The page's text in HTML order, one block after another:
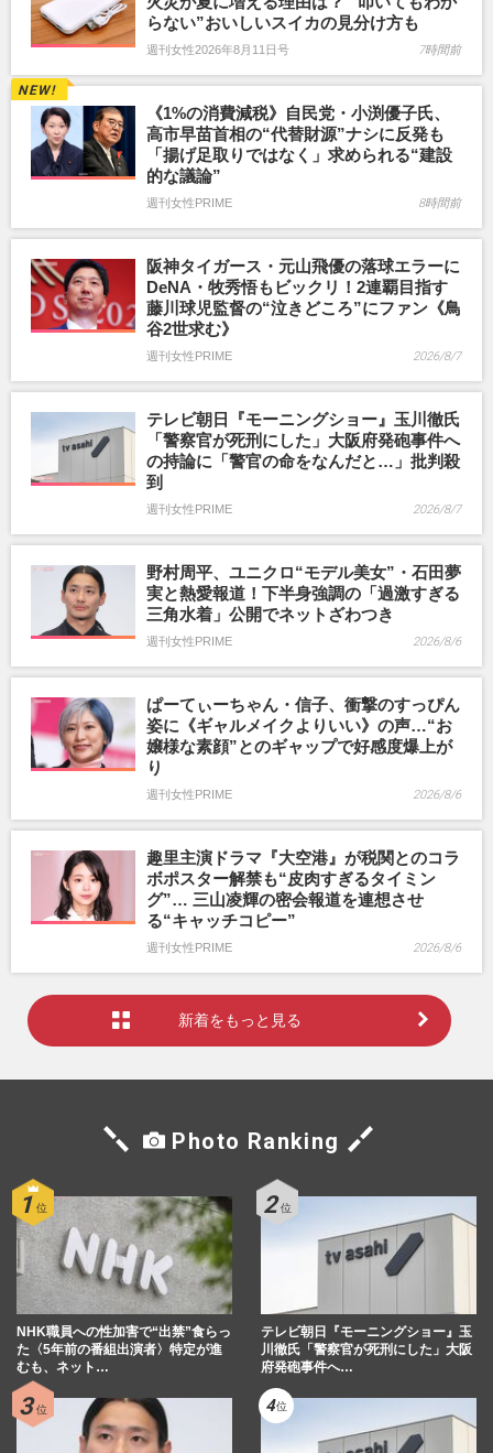
らない”おいしいスイカの見分け方も
週刊女性2026年8月11日号 7時間前
《1%の消費減税》自民党・小渕優子氏、
高市早苗首相の“代替財源”ナシに反発も
「揚げ足取りではなく」求められる“建設
的な議論”
週刊女性PRIME 8時間前
阪神タイガース・元山飛優の落球エラーに
DeNA・牧秀悟もビックリ！2連覇目指す
藤川球児監督の“泣きどころ”にファン《鳥
谷2世求む》
週刊女性PRIME 2026/8/7
テレビ朝日『モーニングショー』玉川徹氏
「警察官が死刑にした」大阪府発砲事件へ
の持論に「警官の命をなんだと…」批判殺
到
週刊女性PRIME 2026/8/7
野村周平、ユニクロ“モデル美女”・石田夢
実と熱愛報道！下半身強調の「過激すぎる
三角水着」公開でネットざわつき
週刊女性PRIME 2026/8/6
ぱーてぃーちゃん・信子、衝撃のすっぴん
姿に《ギャルメイクよりいい》の声…“お
嬢様な素顔”とのギャップで好感度爆上が
り
週刊女性PRIME 2026/8/6
趣里主演ドラマ『大空港』が税関とのコラ
ボポスター解禁も“皮肉すぎるタイミン
グ”… 三山凌輝の密会報道を連想させ
る“キャッチコピー”
週刊女性PRIME 2026/8/6
新着をもっと見る
Photo Ranking
NHK職員への性加害で“出禁”食らっ
た〈5年前の番組出演者〉特定が進
むも、ネット…
テレビ朝日『モーニングショー』玉
川徹氏「警察官が死刑にした」大阪
府発砲事件へ…